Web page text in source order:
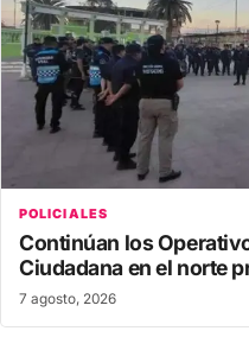
POLICIALES
Continúan los
Ciudadana en el norte
7 agosto, 2026